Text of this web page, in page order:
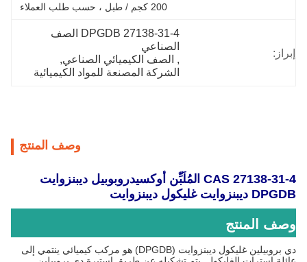
200 كجم / طبل ، حسب طلب العملاء
إبراز:
DPGDB 27138-31-4 الصف
الصناعي
, الصف الكيميائي الصناعي ,
الشركة المصنعة للمواد الكيميائية
وصف المنتج
CAS 27138-31-4 المُلَبِّن أوكسيدروبوبيل ديبنزوايت
DPGDB ديبنزوايت غليكول ديبنزوايت
وصف المنتج
دي بروبيلين غليكول ديبنزوايت (DPGDB) هو مركب كيميائي ينتمي إلى